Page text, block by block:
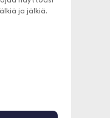
ja jälkiä.